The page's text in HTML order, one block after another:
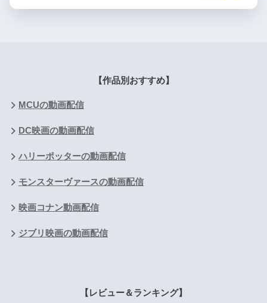
【作品別おすすめ】
MCUの動画配信
DC映画の動画配信
ハリーポッターの動画配信
モンスターヴァースの動画配信
映画コナン動画配信
ジブリ映画の動画配信
【レビュー＆ランキング】